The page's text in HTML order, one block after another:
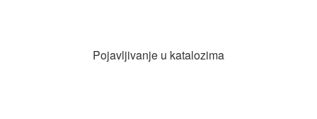
Pojavljivanje u katalozima